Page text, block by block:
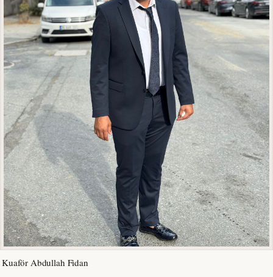
Kuaför Abdullah Fidan